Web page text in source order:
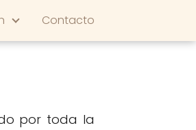
Contacto
por toda la